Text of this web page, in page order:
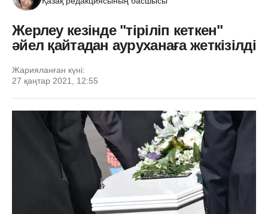
Жерлеу кезінде "тіріліп кеткен"
әйел қайтадан ауруханаға жеткізілді
Жарияланған күні:
27 қаңтар 2021, 12:55